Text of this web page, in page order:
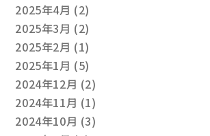
2025年4月 (2)
2025年3月 (2)
2025年2月 (1)
2025年1月 (5)
2024年12月 (2)
2024年11月 (1)
2024年10月 (3)